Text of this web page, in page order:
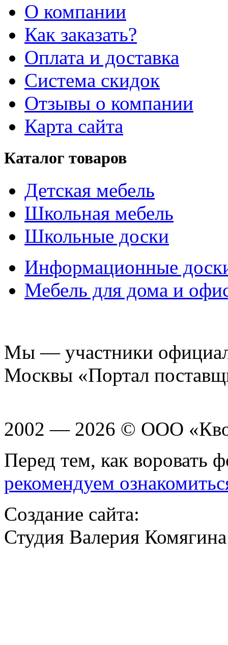
О компании
Как заказать?
Оплата и доставка
Система скидок
Отзывы о компании
Карта сайта
Каталог товаров
Детская мебель
Школьная мебель
Школьные доски
Информационные
Мебель для дома и
Мы — участники
Москвы «Портал
2002 — 2026 © ООО
Перед тем, как воровать
рекомендуем
Создание сайта:
Студия Валерия Комягина